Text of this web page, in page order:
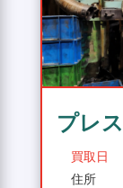
プレ
買取日
住所